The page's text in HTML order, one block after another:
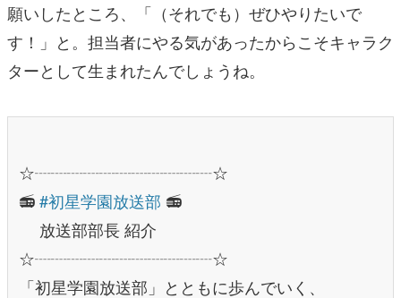
願いしたところ、「（それでも）ぜひやりたいで
す！」と。担当者にやる気があったからこそキャラク
ターとして生まれたんでしょうね。
☆┈┈┈┈┈┈┈┈┈┈┈☆
📻#初星学園放送部 📻
放送部部長 紹介
☆┈┈┈┈┈┈┈┈┈┈┈☆
「初星学園放送部」とともに歩んでいく、